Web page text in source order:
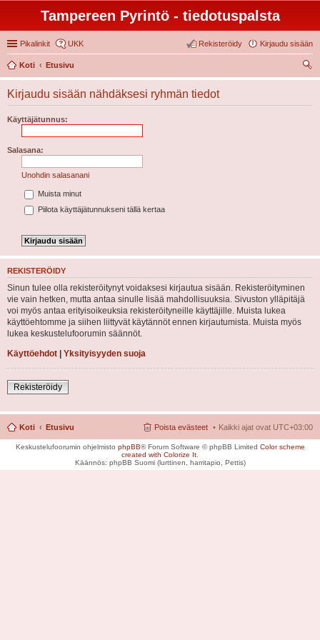
Tampereen Pyrintö - tiedotuspalsta
Pikalinkit UKK Kirjaudu sisään
Rekisteröidy
Koti
Etusivu
tsi
Kirjaudu sisään nähdäksesi ryhmän tiedot
Käyttäjätunnus:
Salasana:
Unohdin salasanani
Muista minut
Piilota käyttäjätunnukseni tällä kertaa
REKISTERÖIDY
Sinun tulee olla rekisteröitynyt voidaksesi kirjautua sisään. Rekisteröityminen
vie vain hetken, mutta antaa sinulle lisää mahdollisuuksia. Sivuston ylläpitäjä
voi myös antaa erityisoikeuksia rekisteröityneille käyttäjille. Muista lukea
käyttöehtomme ja siihen liittyvät käytännöt ennen kirjautumista. Muista myös
lukea keskustelufoorumin säännöt.
Käyttöehdot | Yksityisyyden suoja
Rekisteröidy
Koti Etusivu Kaikki ajat ovat UTC+03:00
Poista evästeet
Keskustelufoorumin ohjelmisto phpBB® Forum Software © phpBB Limited Color scheme
created with Colorize It
Käännös: phpBB Suomi (lurttinen, harritapio, Pettis)